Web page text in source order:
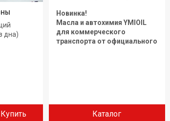
дна)
Купить
Новинка!
Масла и автохимия YMIOIL
для коммерческого
транспорта от официального
Каталог